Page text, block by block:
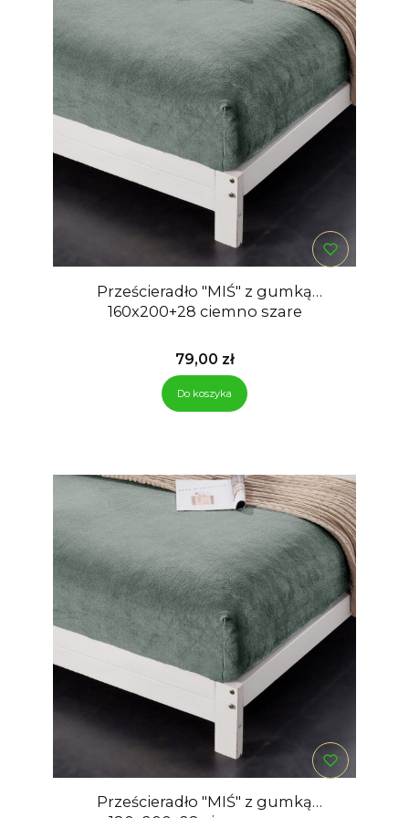
Prześcieradło "MIŚ" z gumką
160x200+28 ciemno szare
Cena
79,00 zł
Do koszyka
Prześcieradło "MIŚ" z gumką